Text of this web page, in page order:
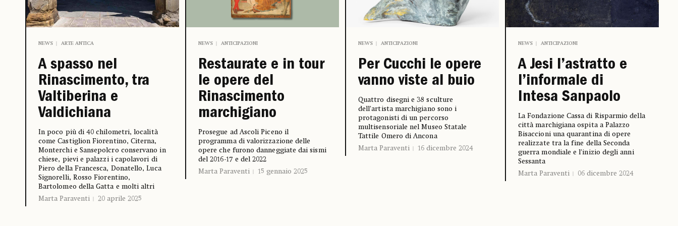
NEWS ARTE ANTICA
A spasso nel
Rinascimento, tra
Valtiberina e
Valdichiana
In poco più di 40 chilometri, località
come Castiglion Fiorentino, Citerna,
Monterchi e Sansepolcro conservano in
chiese, pievi e palazzi i capolavori di
Piero della Francesca, Donatello, Luca
Signorelli, Rosso Fiorentino,
Bartolomeo della Gatta e molti altri
Marta Paraventi
20 aprile 2025
NEWS ANTICIPAZIONI
Restaurate e in tour
le opere del
Rinascimento
marchigiano
Prosegue ad Ascoli Piceno il
programma di valorizzazione delle
opere che furono danneggiate dai sismi
del 2016-17 e del 2022
Marta Paraventi
15 gennaio 2025
NEWS ANTICIPAZIONI
Per Cucchi le opere
vanno viste al buio
Quattro disegni e 38 sculture
dell’artista marchigiano sono i
protagonisti di un percorso
multisensoriale nel Museo Statale
Tattile Omero di Ancona
Marta Paraventi
16 dicembre 2024
NEWS ANTICIPAZIONI
A Jesi l’astratto e
l’informale di
Intesa Sanpaolo
La Fondazione Cassa di Risparmio della
città marchigiana ospita a Palazzo
Bisaccioni una quarantina di opere
realizzate tra la fine della Seconda
guerra mondiale e l’inizio degli anni
Sessanta
Marta Paraventi
06 dicembre 2024